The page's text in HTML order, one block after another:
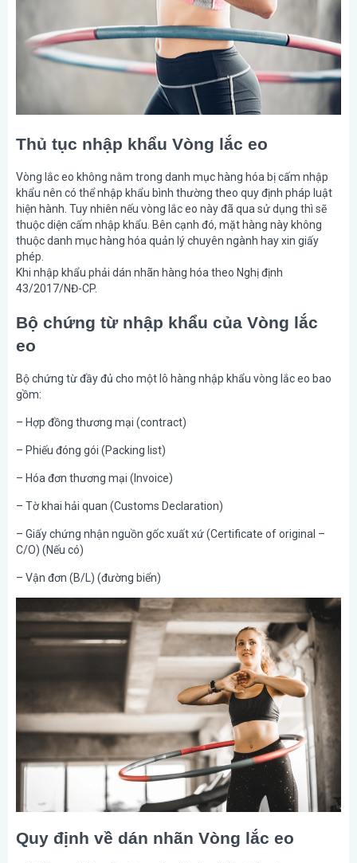
Thủ tục nhập khẩu Vòng lắc eo
Vòng lắc eo không nằm trong danh mục hàng hóa bị cấm nhập
khẩu nên có thể nhập khẩu bình thường theo quy định pháp luật
hiện hành. Tuy nhiên nếu vòng lắc eo này đã qua sử dụng thì sẽ
thuộc diện cấm nhập khẩu. Bên cạnh đó, mặt hàng này không
thuộc danh mục hàng hóa quản lý chuyên ngành hay xin giấy
phép.
Khi nhập khẩu phải dán nhãn hàng hóa theo Nghị định
43/2017/NĐ-CP.
Bộ chứng từ nhập khẩu của Vòng lắc
eo
Bộ chứng từ đầy đủ cho một lô hàng nhập khẩu vòng lắc eo bao
gồm:
– Hợp đồng thương mại (contract)
– Phiếu đóng gói (Packing list)
– Hóa đơn thương mại (Invoice)
– Tờ khai hải quan (Customs Declaration)
– Giấy chứng nhận nguồn gốc xuất xứ (Certificate of original –
C/O) (Nếu có)
– Vận đơn (B/L) (đường biển)
Quy định về dán nhãn Vòng lắc eo